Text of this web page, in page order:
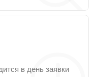
в день заявки